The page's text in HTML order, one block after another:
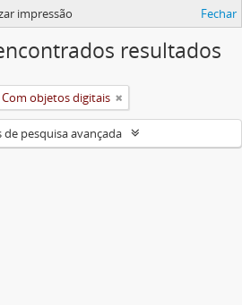
impressão Fechar
resultados
Com objetos digitais
de pesquisa avançada